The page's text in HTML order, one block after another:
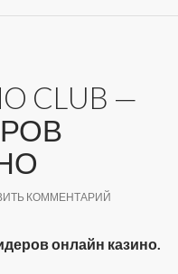
CLUB —
КОММЕНТАРИЙ
онлайн казино.